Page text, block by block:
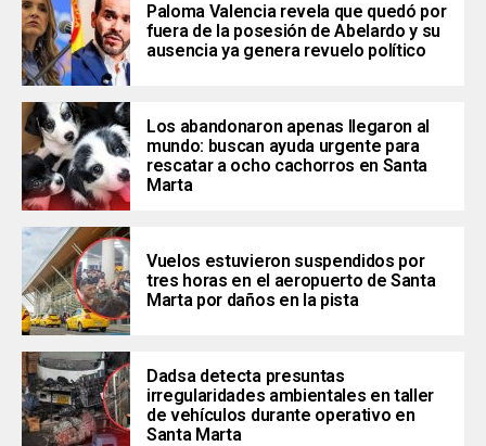
Paloma Valencia revela que quedó por
fuera de la posesión de Abelardo y su
ausencia ya genera revuelo político
Los abandonaron apenas llegaron al
mundo: buscan ayuda urgente para
rescatar a ocho cachorros en Santa
Marta
Vuelos estuvieron suspendidos por
tres horas en el aeropuerto de Santa
Marta por daños en la pista
Dadsa detecta presuntas
irregularidades ambientales en taller
de vehículos durante operativo en
Santa Marta